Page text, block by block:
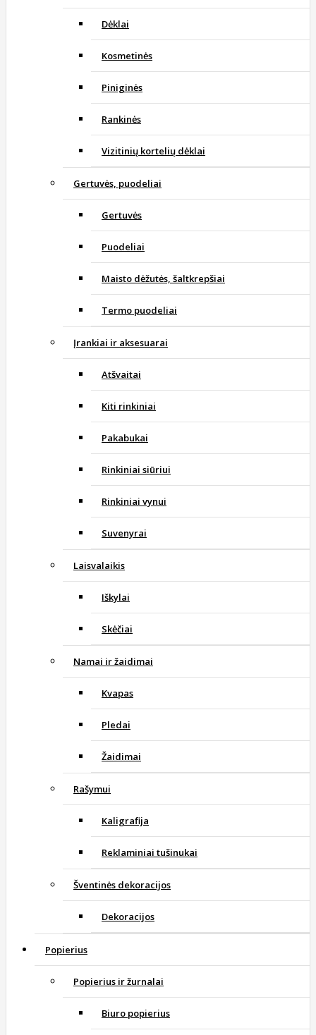
Dėklai
Kosmetinės
Piniginės
Rankinės
Vizitinių kortelių dėklai
Gertuvės, puodeliai
Gertuvės
Puodeliai
Maisto dėžutės, šaltkrepšiai
Termo puodeliai
Įrankiai ir aksesuarai
Atšvaitai
Kiti rinkiniai
Pakabukai
Rinkiniai siūriui
Rinkiniai vynui
Suvenyrai
Laisvalaikis
Iškylai
Skėčiai
Namai ir žaidimai
Kvapas
Pledai
Žaidimai
Rašymui
Kaligrafija
Reklaminiai tušinukai
Šventinės dekoracijos
Dekoracijos
Popierius
Popierius ir žurnalai
Biuro popierius